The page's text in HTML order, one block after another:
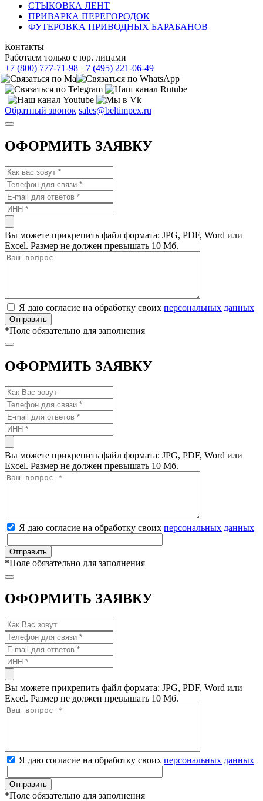
СТЫКОВКА ЛЕНТ
ПРИВАРКА ПЕРЕГОРОДОК
ФУТЕРОВКА ПРИВОДНЫХ БАРАБАНОВ
Контакты
Работаем только с юр. лицами
+7 (800) 777-71-98 +7 (495) 221-06-49
Обратный звонок sales@beltimpex.ru
ОФОРМИТЬ ЗАЯВКУ
Вы можете прикрепить файл формата: JPG, PDF, Word или
Excel. Размер не должен превышать 10 Мб.
Я даю согласие на обработку своих персональных данных
*Поле обязательно для заполнения
ОФОРМИТЬ ЗАЯВКУ
Вы можете прикрепить файл формата: JPG, PDF, Word или
Excel. Размер не должен превышать 10 Мб.
Я даю согласие на обработку своих персональных данных
*Поле обязательно для заполнения
ОФОРМИТЬ ЗАЯВКУ
Вы можете прикрепить файл формата: JPG, PDF, Word или
Excel. Размер не должен превышать 10 Мб.
Я даю согласие на обработку своих персональных данных
*Поле обязательно для заполнения